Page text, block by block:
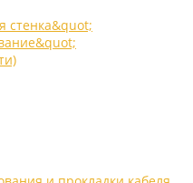
стенка&quot;